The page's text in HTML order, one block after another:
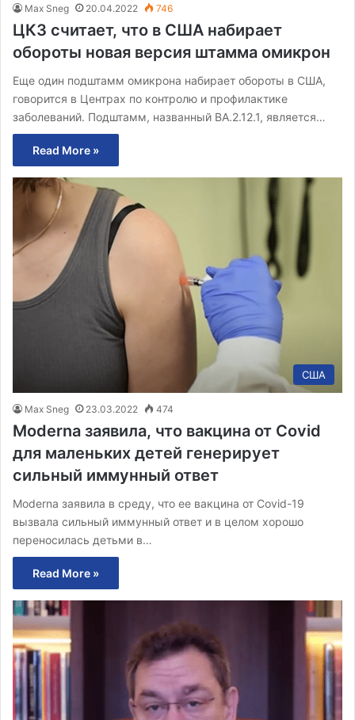
Max Sneg 20.04.2022 746
ЦКЗ считает, что в США набирает
обороты новая версия штамма омикрон
Еще один подштамм омикрона набирает обороты в США,
говорится в Центрах по контролю и профилактике
заболеваний. Подштамм, названный BA.2.12.1, является…
Read More »
США
Max Sneg 23.03.2022 474
Moderna заявила, что вакцина от Covid
для маленьких детей генерирует
сильный иммунный ответ
Moderna заявила в среду, что ее вакцина от Covid-19
вызвала сильный иммунный ответ и в целом хорошо
переносилась детьми в…
Read More »